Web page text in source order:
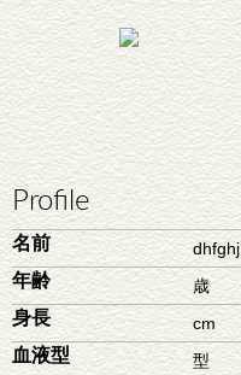
Profile
名前 dhfghj
年齢 歳
身長 cm
血液型 型